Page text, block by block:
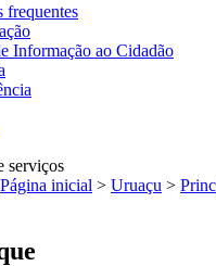
frequentes
Informação ao Cidadão
serviços
Página inicial > Uruaçu >